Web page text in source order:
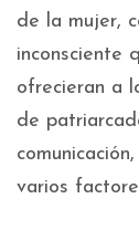
de la mujer,
inconsciente
ofrecieran a
de
varios